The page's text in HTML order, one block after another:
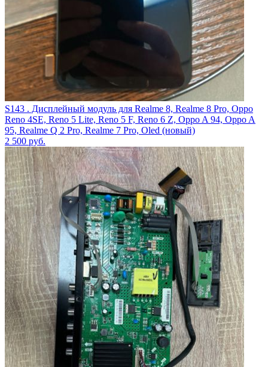
S143 . Дисплейный модуль для Realme 8, Realme 8 Pro, Oppo
Reno 4SE, Reno 5 Lite, Reno 5 F, Reno 6 Z, Oppo A 94, Oppo A
95, Realme Q 2 Pro, Realme 7 Pro, Oled (новый)
2 500 руб.